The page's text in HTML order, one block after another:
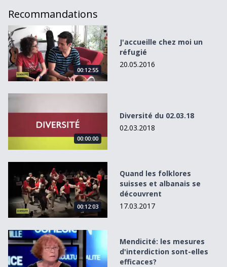
Recommandations
J&#039;accueille chez moi un réfugié
00:12:55
J'accueille chez moi un
réfugié
20.05.2016
Diversité du 02.03.18
00:00:00
Diversité du 02.03.18
02.03.2018
Quand les folklores suisses et albanais se découvrent
00:12:03
Quand les folklores
suisses et albanais se
découvrent
17.03.2017
Mendicité: les mesures d&#039;interdiction sont-elles
Mendicité: les mesures
d'interdiction sont-elles
efficaces?